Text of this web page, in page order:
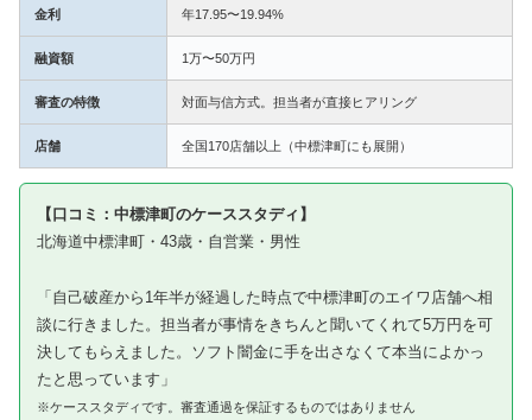
金利 年17.95〜19.94%
融資額 1万〜50万円
審査の特徴 対面与信方式。担当者が直接ヒアリング
店舗 全国170店舗以上（中標津町にも展開）
【口コミ：中標津町のケーススタディ】
北海道中標津町・43歳・自営業・男性
「自己破産から1年半が経過した時点で中標津町のエイワ店舗へ相
談に行きました。担当者が事情をきちんと聞いてくれて5万円を可
決してもらえました。ソフト闇金に手を出さなくて本当によかっ
たと思っています」
※ケーススタディです。審査通過を保証するものではありません